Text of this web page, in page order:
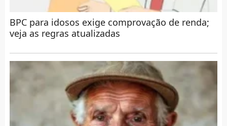
BPC para idosos exige comprovação de renda;
veja as regras atualizadas